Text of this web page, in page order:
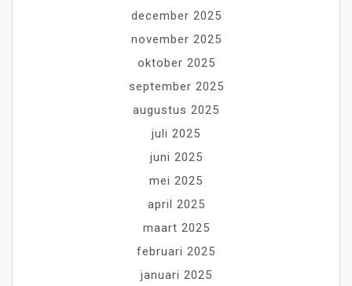
december 2025
november 2025
oktober 2025
september 2025
augustus 2025
juli 2025
juni 2025
mei 2025
april 2025
maart 2025
februari 2025
januari 2025